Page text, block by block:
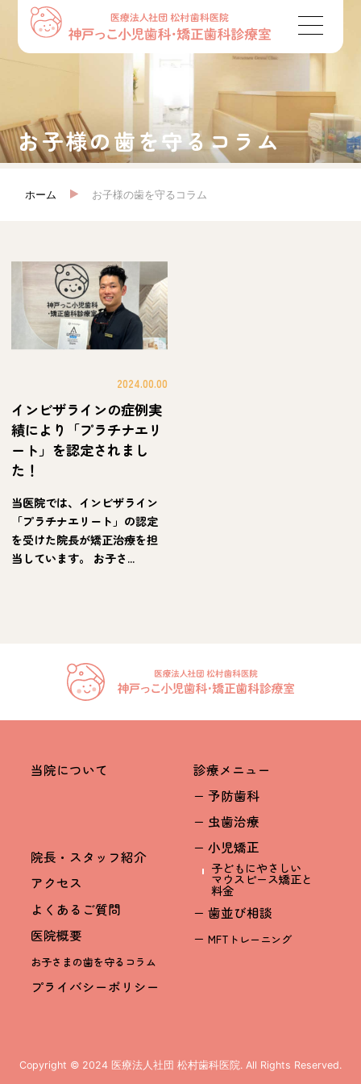
お子様の歯を守るコラム
ホーム お子様の歯を守るコラム
2024.00.00
インビザラインの症例実
績により「プラチナエリ
ート」を認定されまし
た！
当医院では、インビザライン
「プラチナエリート」の認定
を受けた院長が矯正治療を担
当しています。 お子さ...
当院について
診療メニュー
− 予防歯科
− 虫歯治療
− 小児矯正
子どもにやさしい
マウスピース矯正と
料金
− 歯並び相談
− MFTトレーニング
院長・スタッフ紹介
アクセス
よくあるご質問
医院概要
お子さまの歯を守るコラム
プライバシーポリシー
Copyright © 2024 医療法人社団 松村歯科医院. All Rights Reserved.